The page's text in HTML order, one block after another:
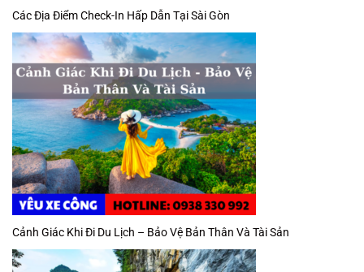
Các Địa Điểm Check-In Hấp Dẫn Tại Sài Gòn
Cảnh Giác Khi Đi Du Lịch – Bảo Vệ Bản Thân Và Tài Sản